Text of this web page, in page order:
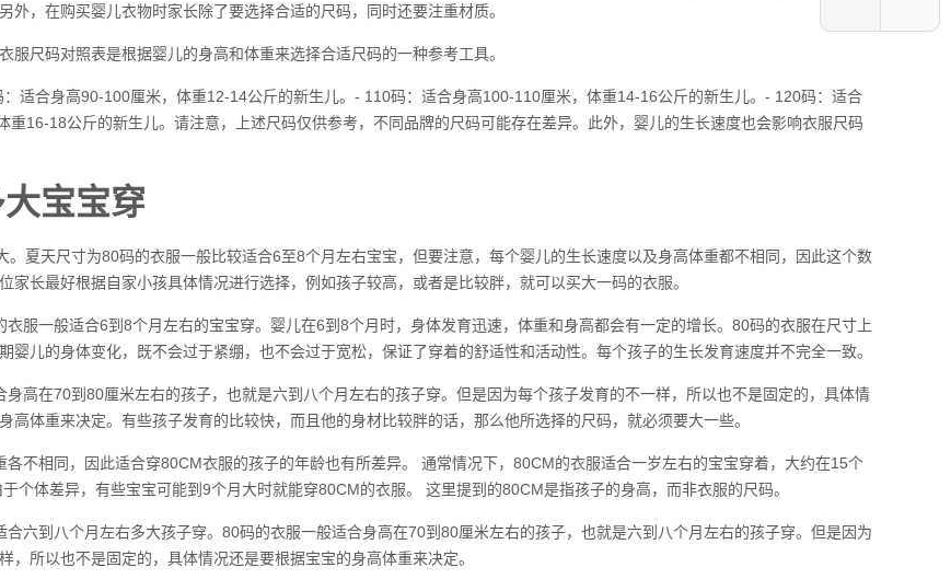
外，在购买婴儿衣物时家长除了要选择合适的尺码，同时还要注重材质。
服尺码对照表是根据婴儿的身高和体重来选择合适尺码的一种参考工具。
适合身高90-100厘米，体重12-14公斤的新生儿。- 110码：适合身高100-110厘米，体重14-16公斤的新生儿。- 120码：适合
重16-18公斤的新生儿。请注意，上述尺码仅供参考，不同品牌的尺码可能存在差异。此外，婴儿的生长速度也会影响衣服尺码
宝宝穿
。夏天尺寸为80码的衣服一般比较适合6至8个月左右宝宝，但要注意，每个婴儿的生长速度以及身高体重都不相同，因此这个数
家长最好根据自家小孩具体情况进行选择，例如孩子较高，或者是比较胖，就可以买大一码的衣服。
衣服一般适合6到8个月左右的宝宝穿。婴儿在6到8个月时，身体发育迅速，体重和身高都会有一定的增长。80码的衣服在尺寸上
婴儿的身体变化，既不会过于紧绷，也不会过于宽松，保证了穿着的舒适性和活动性。每个孩子的生长发育速度并不完全一致。
身高在70到80厘米左右的孩子，也就是六到八个月左右的孩子穿。但是因为每个孩子发育的不一样，所以也不是固定的，具体情
高体重来决定。有些孩子发育的比较快，而且他的身材比较胖的话，那么他所选择的尺码，就必须要大一些。
各不相同，因此适合穿80CM衣服的孩子的年龄也有所差异。 通常情况下，80CM的衣服适合一岁左右的宝宝穿着，大约在15个
个体差异，有些宝宝可能到9个月大时就能穿80CM的衣服。 这里提到的80CM是指孩子的身高，而非衣服的尺码。
合六到八个月左右多大孩子穿。80码的衣服一般适合身高在70到80厘米左右的孩子，也就是六到八个月左右的孩子穿。但是因为
，所以也不是固定的，具体情况还是要根据宝宝的身高体重来决定。